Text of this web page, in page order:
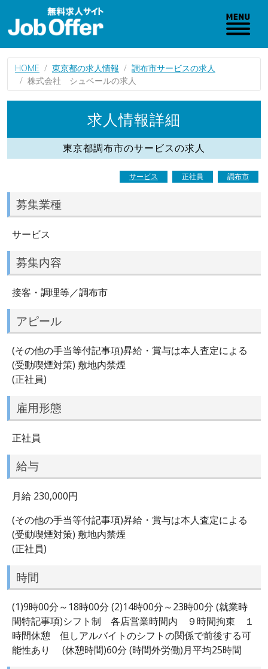
HOME 東京都の求人情報
調布市サービスの求人
株式会社 シュベールの求人
求人情報詳細
東京都調布市のサービスの求人
サービス 正社員 調布市
募集業種
サービス
募集内容
接客・調理等／調布市
アピール
(その他の手当等付記事項)昇給・賞与は本人査定による
(受動喫煙対策) 敷地内禁煙
(正社員)
雇用形態
正社員
給与
月給 230,000円
(その他の手当等付記事項)昇給・賞与は本人査定による
(受動喫煙対策) 敷地内禁煙
(正社員)
時間
(1)9時00分～18時00分 (2)14時00分～23時00分 (就業時
間特記事項)シフト制 各店営業時間内 ９時間拘束 １
時間休憩 但しアルバイトのシフトの関係で前後する可
能性あり (休憩時間)60分 (時間外労働)月平均25時間